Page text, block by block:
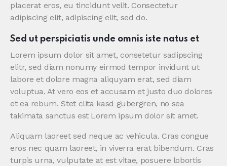
placerat eros, eu tincidunt velit. Consectetur
adipiscing elit, adipiscing elit, sed do.
Sed ut perspiciatis unde omnis iste natus et
Lorem ipsum dolor sit amet, consetetur sadipscing
elitr, sed diam nonumy eirmod tempor invidunt ut
labore et dolore magna aliquyam erat, sed diam
voluptua. At vero eos et accusam et justo duo dolores
et ea rebum. Stet clita kasd gubergren, no sea
takimata sanctus est Lorem ipsum dolor sit amet.
Aliquam laoreet sed neque ac vehicula. Cras congue
eros nec quam laoreet, in viverra erat bibendum. Cras
turpis urna, vulputate at est vitae, posuere lobortis